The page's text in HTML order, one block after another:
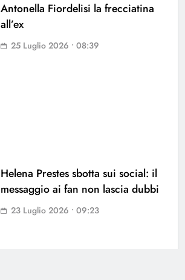
Antonella Fiordelisi la frecciatina
all’ex
25 Luglio 2026 • 08:39
Helena Prestes sbotta sui social: il
messaggio ai fan non lascia dubbi
23 Luglio 2026 • 09:23